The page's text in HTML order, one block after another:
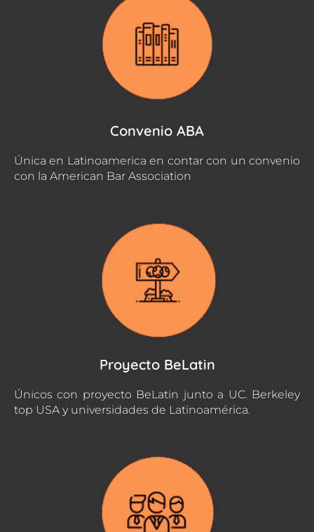
Convenio ABA
Única en Latinoamerica en contar con un convenio
con la American Bar Association
Proyecto BeLatin
Únicos con proyecto BeLatin junto a UC. Berkeley
top USA y universidades de Latinoamérica.